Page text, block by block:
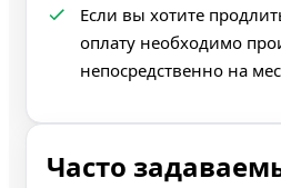
Если вы хотите
оплату необходимо
непосредственно на
Часто